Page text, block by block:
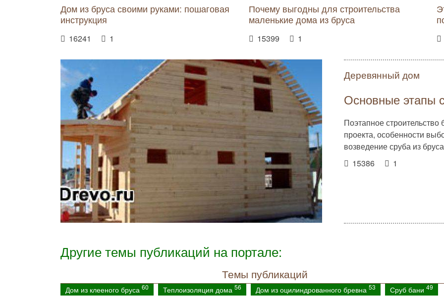
Дом из бруса своими руками: пошаговая
инструкция
16241 1
Почему выгодны для строительства
маленькие дома из бруса
15399 1
Деревянный дом
Основные этапы
Поэтапное
проекта, особенности
возведение сруба из
15386
1
Другие темы публикаций на портале:
Темы публикаций
Дом из клееного бруса 60 Теплоизоляция дома 56 Дом из оцилиндрованного бревна 53 Сруб бани 49